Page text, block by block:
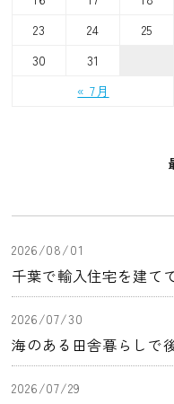
« 7月
23
24 25
30
31
2026/08/01
千葉で輸入住宅を建て
2026/07/30
海のある田舎暮らしで
2026/07/29